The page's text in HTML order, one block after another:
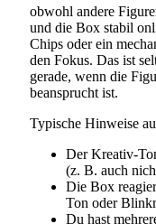
obwohl andere
und die Box stabil
Chips oder ein
den Fokus. Das ist
gerade, wenn die
beansprucht ist.
Typische Hinweise
Der Kreativ-
(z. B. auch
Die Box
Ton oder
Du hast